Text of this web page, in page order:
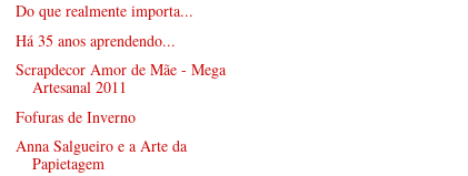
Do que realmente importa...
Há 35 anos aprendendo...
Scrapdecor Amor de Mãe - Mega
Artesanal 2011
Fofuras de Inverno
Anna Salgueiro e a Arte da
Papietagem